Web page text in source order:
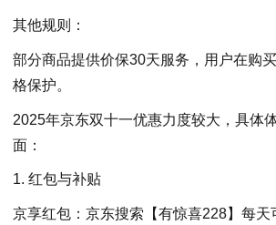
其他规则：
部分商品提供价保30天服务，用户在购
格保护。
2025年京东双十一优惠力度较大，具体
面：
1. 红包与补贴
京享红包：京东搜索【有惊喜228】每天